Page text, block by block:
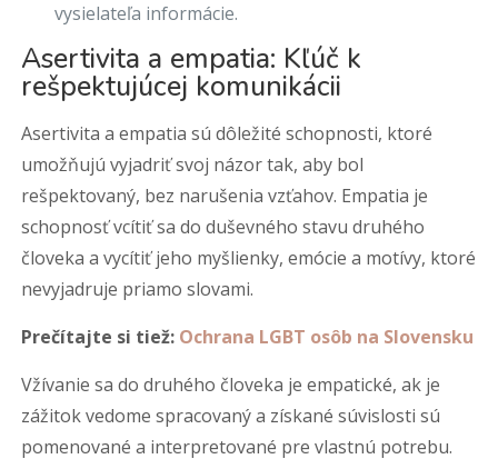
vysielateľa informácie.
Asertivita a empatia: Kľúč k
rešpektujúcej komunikácii
Asertivita a empatia sú dôležité schopnosti, ktoré
umožňujú vyjadriť svoj názor tak, aby bol
rešpektovaný, bez narušenia vzťahov. Empatia je
schopnosť vcítiť sa do duševného stavu druhého
človeka a vycítiť jeho myšlienky, emócie a motívy, ktoré
nevyjadruje priamo slovami.
Prečítajte si tiež: Ochrana LGBT osôb na Slovensku
Vžívanie sa do druhého človeka je empatické, ak je
zážitok vedome spracovaný a získané súvislosti sú
pomenované a interpretované pre vlastnú potrebu.